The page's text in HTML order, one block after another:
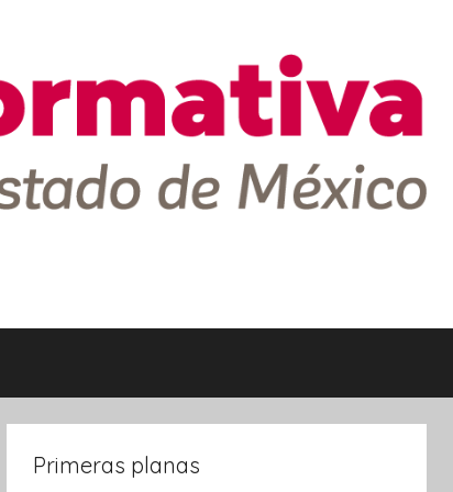
Primeras planas